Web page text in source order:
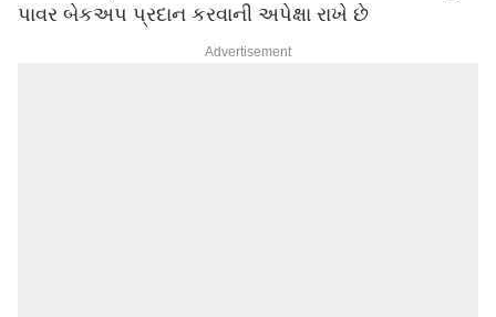
પાવર બેકઅપ પ્રદાન કરવાની અપેક્ષા રાખે છે
Advertisement